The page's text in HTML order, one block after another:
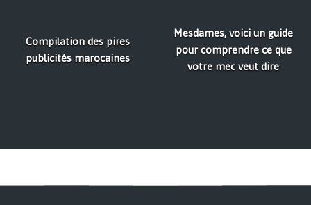
Compilation des pires
publicités marocaines
Mesdames, voici un guide
pour comprendre ce que
votre mec veut dire